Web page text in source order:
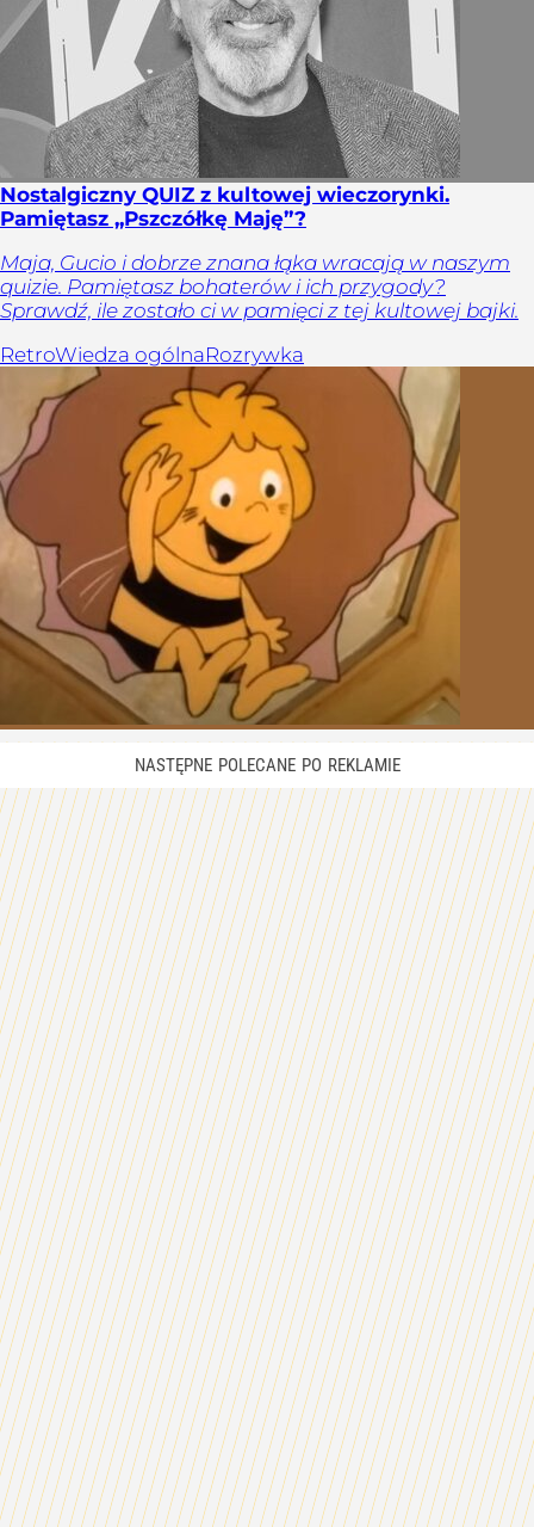
Nostalgiczny QUIZ z kultowej wieczorynki.
Pamiętasz „Pszczółkę Maję”?
Maja, Gucio i dobrze znana łąka wracają w naszym
quizie. Pamiętasz bohaterów i ich przygody?
Sprawdź, ile zostało ci w pamięci z tej kultowej bajki.
RetroWiedza ogólnaRozrywka